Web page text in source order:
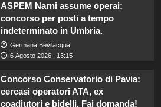
ASPEM Narni assume operai:
concorso per posti a tempo
indeterminato in Umbria.
Germana Bevilacqua
6 Agosto 2026 : 13:15
Concorso Conservatorio di Pavia:
cercasi operatori ATA, ex
coadiutori e bidelli. Fai domanda!